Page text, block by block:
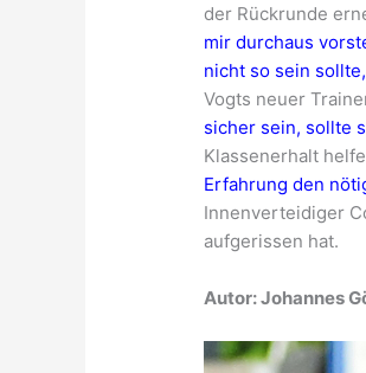
der Rückrunde
mir durchaus
nicht so sein
Vogts neuer
sicher sein, sollte
Klassenerhalt
Erfahrung den
Innenverteidiger
aufgerissen hat.
Autor: Johannes